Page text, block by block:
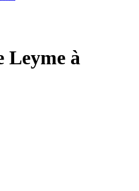
Leyme à